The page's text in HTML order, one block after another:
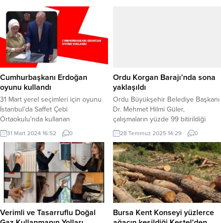
Cumhurbaşkanı Erdoğan
oyunu kullandı
31 Mart yerel seçimleri için oyunu
İstanbul’da Saffet Çebi
Ortaokulu’nda kullanan
Cumhurbaşkanı Erdoğan, eşi Emine
Erdoğan ile birlikte oy kullanma
kabinine geldi. İlk oy kullanma işini
eşi Emine Erdoğan yaptı.
Cumhurbaşkanı Erdoğan’ın da oy
kullanması ardından 3308 nolu
sandığa birlikte oy attılar. Oy
kullanma sonrasında açıklamalarda
bulunan Cumhurbaşkanı Erdoğan,
“Arka...
31 Mart 2024 16:52 0
Ordu Korgan Barajı’nda sona
yaklaşıldı
Ordu Büyükşehir Belediye Başkanı
Dr. Mehmet Hilmi Güler,
çalışmaların yüzde 99 bitirildiği
Korgan Barajında incelemelerde
bulundu. ORDU (İGFA) – Ordu
Büyükşehir Belediyesi OSKİ’nin
finansmanı ile inşa edilen ve 300
milyon liraya mal olacak Korgan
Barajı, 1 milyon 800 bin metreküp
su tutma kapasitesi ile ilçenin 2070
yılına kadar içme suyu...
28 Temmuz 2025 14:29 0
Verimli ve Tasarruflu Doğal
Bursa Kent Konseyi yüzlerce